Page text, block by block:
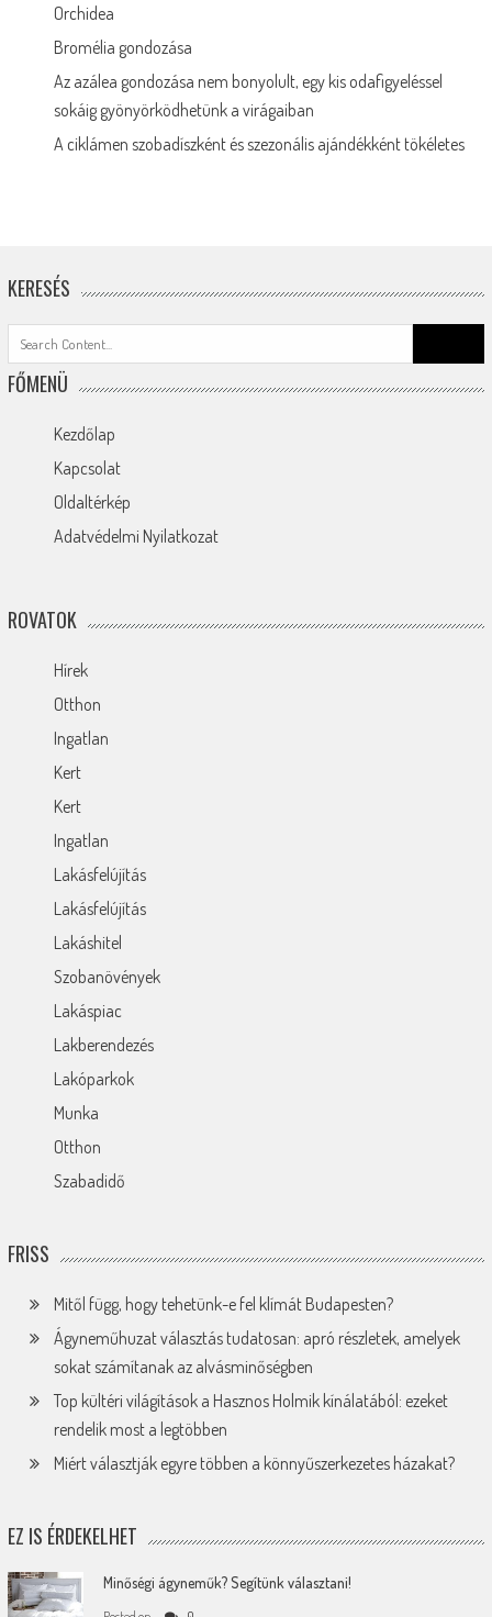
Orchidea
Bromélia gondozása
Az azálea gondozása nem bonyolult, egy kis odafigyeléssel
sokáig gyönyörködhetünk a virágaiban
A ciklámen szobadíszként és szezonális ajándékként tökéletes
KERESÉS
for:
FŐMENÜ
Kezdőlap
Kapcsolat
Oldaltérkép
Adatvédelmi Nyilatkozat
ROVATOK
Hírek
Otthon
Ingatlan
Kert
Kert
Ingatlan
Lakásfelújítás
Lakásfelújítás
Lakáshitel
Szobanövények
Lakáspiac
Lakberendezés
Lakóparkok
Munka
Otthon
Szabadidő
FRISS
Mitől függ, hogy tehetünk-e fel klímát Budapesten?
Ágyneműhuzat választás tudatosan: apró részletek, amelyek
sokat számítanak az alvásminőségben
Top kültéri világítások a Hasznos Holmik kínálatából: ezeket
rendelik most a legtöbben
Miért választják egyre többen a könnyűszerkezetes házakat?
EZ IS ÉRDEKELHET
Minőségi ágyneműk? Segítünk választani!